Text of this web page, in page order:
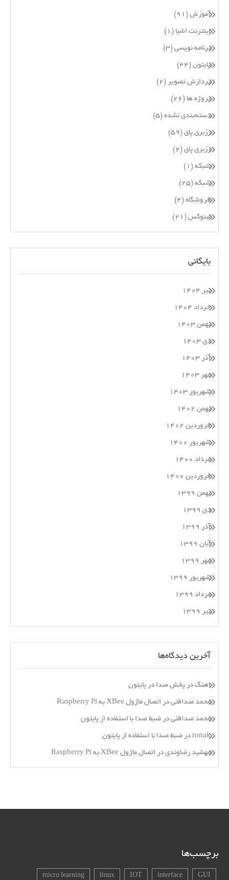
آموزش (۹۱)
اینترنت اشیا (۱)
برنامه نویسی (۳)
پایتون (۴۴)
پردازش تصویر (۲)
پروژه ها (۲۶)
دسته‌بندی نشده (۵)
رزبری پای (۵۹)
رزبری پای (۲)
شبکه (۱)
شبکه (۲۵)
فروشگاه (۴)
لینوکس (۲۱)
بایگانی
تیر ۱۴۰۴
خرداد ۱۴۰۴
بهمن ۱۴۰۳
دی ۱۴۰۳
آذر ۱۴۰۳
مهر ۱۴۰۳
شهریور ۱۴۰۳
بهمن ۱۴۰۲
فروردین ۱۴۰۲
شهریور ۱۴۰۰
مرداد ۱۴۰۰
فروردین ۱۴۰۰
بهمن ۱۳۹۹
دی ۱۳۹۹
آذر ۱۳۹۹
آبان ۱۳۹۹
مهر ۱۳۹۹
شهریور ۱۳۹۹
مرداد ۱۳۹۹
تیر ۱۳۹۹
آخرین دیدگاه‌ها
اهنگ در پخش صدا در پایتون
محمد صداقتی در اتصال ماژول XBee به Raspberry Pi
محمد صداقتی در ضبط صدا با استفاده از پایتون
ronak در ضبط صدا با استفاده از پایتون
مهشید رضاوندی در اتصال ماژول XBee به Raspberry Pi
برچسب‌ها
GUI
interface
IOT
linux
micro learning